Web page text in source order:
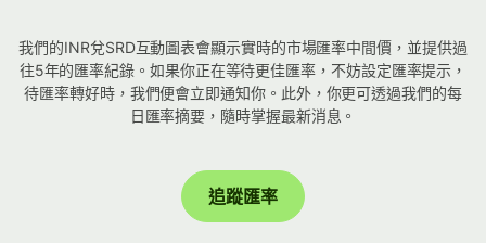
我們的INR兌SRD互動圖表會顯示實時的市場匯率中間價，並提供過
往5年的匯率紀錄。如果你正在等待更佳匯率，不妨設定匯率提示，
待匯率轉好時，我們便會立即通知你。此外，你更可透過我們的每
日匯率摘要，隨時掌握最新消息。
追蹤匯率